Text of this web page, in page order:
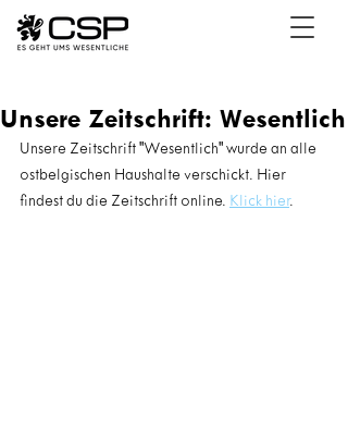
Unsere Zeitschrift: Wesentlich
Unsere Zeitschrift "Wesentlich" wurde an alle
ostbelgischen Haushalte verschickt. Hier
findest du die Zeitschrift online. Klick hier.